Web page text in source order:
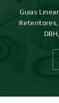
Guias
Retentores,